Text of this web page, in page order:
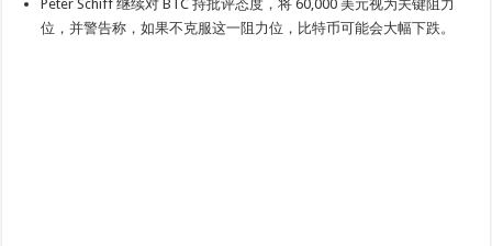
Peter Schiff 继续对 BTC 持批评态度，将 60,000 美元视为关键阻力
位，并警告称，如果不克服这一阻力位，比特币可能会大幅下跌。